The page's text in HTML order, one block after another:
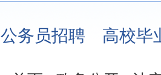
公务员招聘 高校毕